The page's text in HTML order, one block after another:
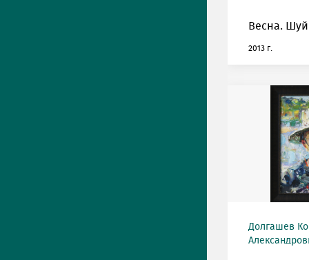
Весна.
2013 г.
Долгашев